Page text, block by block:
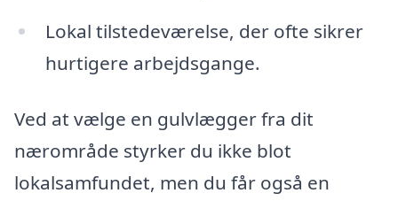
Lokal tilstedeværelse, der ofte sikrer
hurtigere arbejdsgange.
Ved at vælge en gulvlægger fra dit
nærområde styrker du ikke blot
lokalsamfundet, men du får også en